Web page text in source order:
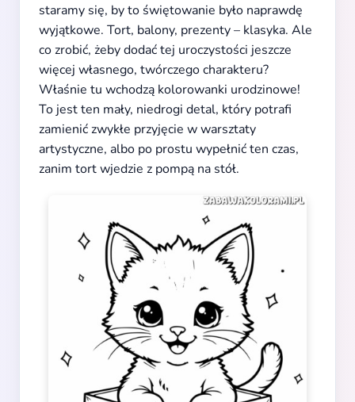
staramy się, by to świętowanie było naprawdę
wyjątkowe. Tort, balony, prezenty – klasyka. Ale
co zrobić, żeby dodać tej uroczystości jeszcze
więcej własnego, twórczego charakteru?
Właśnie tu wchodzą kolorowanki urodzinowe!
To jest ten mały, niedrogi detal, który potrafi
zamienić zwykłe przyjęcie w warsztaty
artystyczne, albo po prostu wypełnić ten czas,
zanim tort wjedzie z pompą na stół.